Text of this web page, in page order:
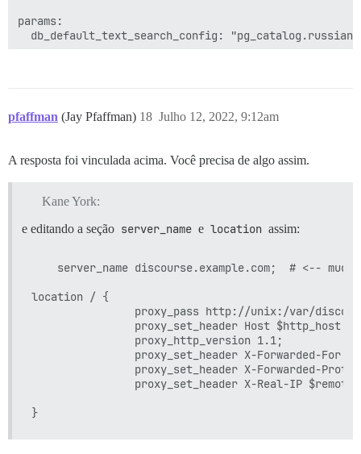
params:
  db_default_text_search_config: "pg_catalog.russian"
## pode melhorar o desempenho da classificação,
## Qual revisão Git este contêiner deve usar?
env:
  LC_ALL: ru_RU.UTF-8
  LANG: ru_RU.UTF-8
  DISCOURSE_DEFAULT_LOCALE: ru
## Quantas requisições web concorrentes são
## será definido automaticamente pelo bootstrap
  UNICORN_WORKERS: 8
## TODO: O nome de domínio que esta instância do
## Obrigatório. O Discourse não funcionará com um
  DISCOURSE_HOSTNAME: 'zeronet.space'
## Descomente se você quiser que o contêiner seja
pfaffman (Jay Pfaffman) Julho 12, 2022, 9:12am
18
A resposta foi vinculada acima. Você precisa de algo assim.
Kane York:
e editando a seção server_name e location assim:
server_name discourse.example.com;  # <-- mude
location / {
proxy_pass http://unix:/var/
                proxy_set_header Host $http_host;
                proxy_http_version 1.1;
proxy_set_header X-Forwarded-For
proxy_set_header X-Forwarded-Proto
proxy_set_header X-Real-IP